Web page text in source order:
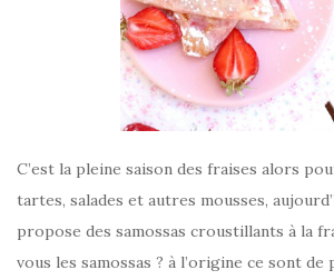
C’est la pleine saison des fraises alors
tartes, salades et autres mousses,
propose des samossas croustillants à la
vous les samossas ? à l’origine ce sont